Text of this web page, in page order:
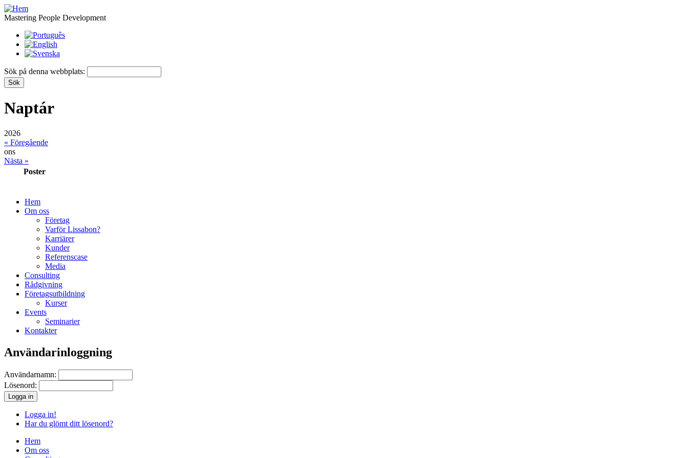
Mastering People Development
Sök på denna webbplats:
Naptár
2026
« Föregående
ons
Nästa »
Poster
Hem
Om oss
Företag
Varför Lissabon?
Karriärer
Kunder
Referenscase
Media
Consulting
Rådgivning
Företagsutbildning
Kurser
Events
Seminarier
Kontakter
Användarinloggning
Användarnamn:
Lösenord:
Logga in!
Har du glömt ditt lösenord?
Hem
Om oss